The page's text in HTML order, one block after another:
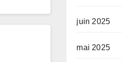
juin 2025
mai 2025